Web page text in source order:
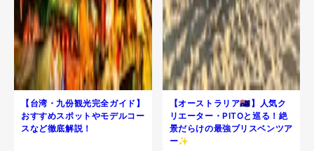
【台湾・九份観光完全ガイド】
おすすめスポットやモデルコー
スなど徹底解説！
【オーストラリア🇦🇺】人気ク
リエーター・PITOと巡る！絶
景だらけの最強ブリスベンツア
ー✨